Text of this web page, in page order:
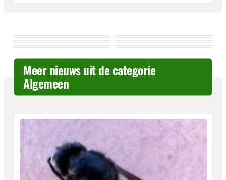
Meer nieuws uit de categorie
Algemeen